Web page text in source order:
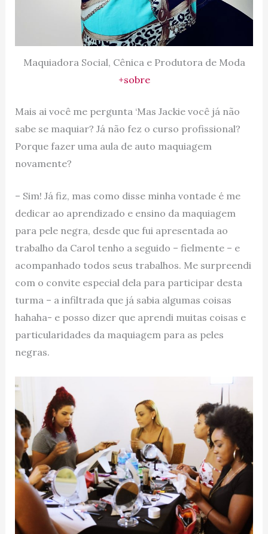
Maquiadora Social, Cênica e Produtora de Moda
+sobre
Mais ai você me pergunta ‘Mas Jackie você já não
sabe se maquiar? Já não fez o curso profissional?
Porque fazer uma aula de auto maquiagem
novamente?
– Sim! Já fiz, mas como disse minha vontade é me
dedicar ao aprendizado e ensino da maquiagem
para pele negra, desde que fui apresentada ao
trabalho da Carol tenho a seguido – fielmente – e
acompanhado todos seus trabalhos. Me surpreendi
com o convite especial dela para participar desta
turma – a infiltrada que já sabia algumas coisas
hahaha- e posso dizer que aprendi muitas coisas e
particularidades da maquiagem para as peles
negras.